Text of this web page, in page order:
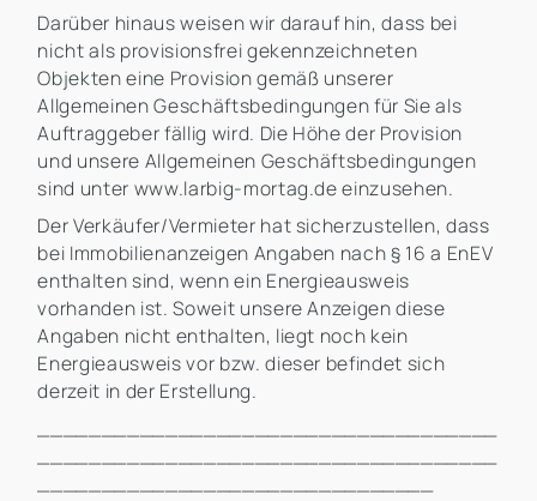
Darüber hinaus weisen wir darauf hin, dass bei
nicht als provisionsfrei gekennzeichneten
Objekten eine Provision gemäß unserer
Allgemeinen Geschäftsbedingungen für Sie als
Auftraggeber fällig wird. Die Höhe der Provision
und unsere Allgemeinen Geschäftsbedingungen
sind unter www.larbig-mortag.de einzusehen.
Der Verkäufer/Vermieter hat sicherzustellen, dass
bei Immobilienanzeigen Angaben nach § 16 a EnEV
enthalten sind, wenn ein Energieausweis
vorhanden ist. Soweit unsere Anzeigen diese
Angaben nicht enthalten, liegt noch kein
Energieausweis vor bzw. dieser befindet sich
derzeit in der Erstellung.